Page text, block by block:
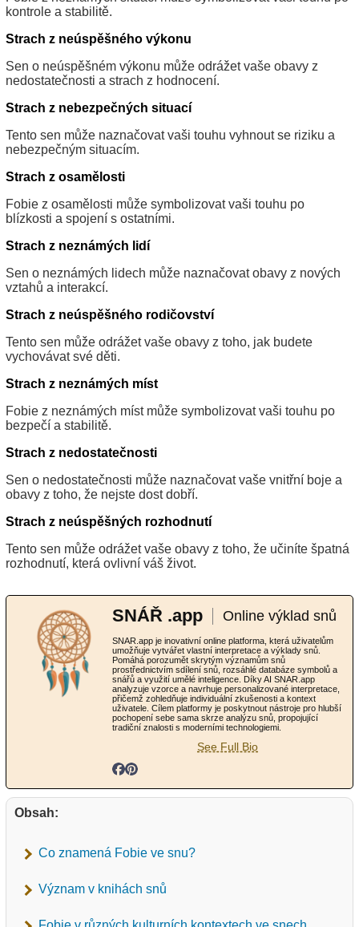
kontrole a stabilitě.
Strach z neúspěšného výkonu
Sen o neúspěšném výkonu může odrážet vaše obavy z
nedostatečnosti a strach z hodnocení.
Strach z nebezpečných situací
Tento sen může naznačovat vaši touhu vyhnout se riziku a
nebezpečným situacím.
Strach z osamělosti
Fobie z osamělosti může symbolizovat vaši touhu po
blízkosti a spojení s ostatními.
Strach z neznámých lidí
Sen o neznámých lidech může naznačovat obavy z nových
vztahů a interakcí.
Strach z neúspěšného rodičovství
Tento sen může odrážet vaše obavy z toho, jak budete
vychovávat své děti.
Strach z neznámých míst
Fobie z neznámých míst může symbolizovat vaši touhu po
bezpečí a stabilitě.
Strach z nedostatečnosti
Sen o nedostatečnosti může naznačovat vaše vnitřní boje a
obavy z toho, že nejste dost dobří.
Strach z neúspěšných rozhodnutí
Tento sen může odrážet vaše obavy z toho, že učiníte špatná
rozhodnutí, která ovlivní váš život.
SNÁŘ .app Online výklad snů
SNAR.app je inovativní online platforma, která uživatelům
umožňuje vytvářet vlastní interpretace a výklady snů.
Pomáhá porozumět skrytým významům snů
prostřednictvím sdílení snů, rozsáhlé databáze symbolů a
snářů a využití umělé inteligence. Díky AI SNAR.app
analyzuje vzorce a navrhuje personalizované interpretace,
přičemž zohledňuje individuální zkušenosti a kontext
uživatele. Cílem platformy je poskytnout nástroje pro hlubší
pochopení sebe sama skrze analýzu snů, propojující
tradiční znalosti s moderními technologiemi.
See Full Bio
Obsah:
Co znamená Fobie ve snu?
Význam v knihách snů